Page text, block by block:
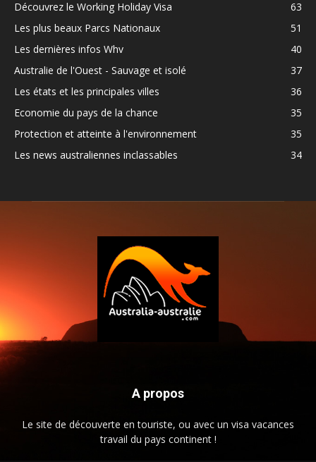
Découvrez le Working Holiday Visa
63
Les plus beaux Parcs Nationaux
51
Les dernières infos Whv
40
Australie de l'Ouest - Sauvage et isolé
37
Les états et les principales villes
36
Economie du pays de la chance
35
Protection et atteinte à l'environnement
35
Les news australiennes inclassables
34
A propos
Le site de découverte en touriste, ou avec un visa vacances
travail du pays continent !